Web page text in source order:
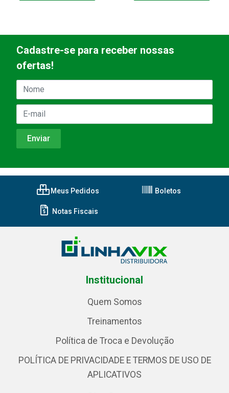
Cadastre-se para receber nossas
ofertas!
Meus Pedidos Boletos
Notas Fiscais
Institucional
Quem Somos
Treinamentos
Política de Troca e Devolução
POLÍTICA DE PRIVACIDADE E TERMOS DE USO DE
APLICATIVOS